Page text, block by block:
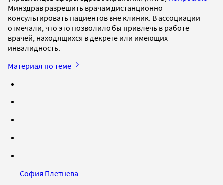
Минздрав разрешить врачам дистанционно
консультировать пациентов вне клиник. В ассоциации
отмечали, что это позволило бы привлечь в работе
врачей, находящихся в декрете или имеющих
инвалидность.
Материал по теме
София Плетнева